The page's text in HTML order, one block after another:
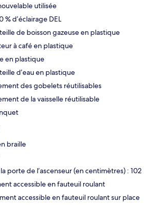
utilisée
% d’éclairage DEL
de boisson gazeuse en plastique
à café en plastique
en plastique
d’eau en plastique
des gobelets réutilisables
de la vaisselle réutilisable
braille
porte de l’ascenseur (en centimètres) : 102
accessible en fauteuil roulant
accessible en fauteuil roulant sur place